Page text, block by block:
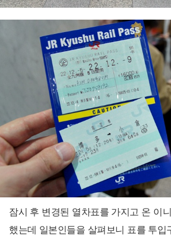
잠시 후 변경된 열차표를 가지고 온 이
했는데 일본인들을 살펴보니 표를 투입